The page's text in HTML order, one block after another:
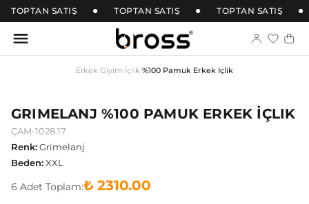
TOPTAN SATIŞ TOPTAN SATIŞ TOPTAN SATIŞ
Erkek Giyim›İçlik›%100 Pamuk Erkek İçlik
GRIMELANJ %100 PAMUK ERKEK İÇLIK
ÇAM-1028.17
Renk:Grimelanj
Beden:XXL
6 Adet Toplam:₺ 2310.00